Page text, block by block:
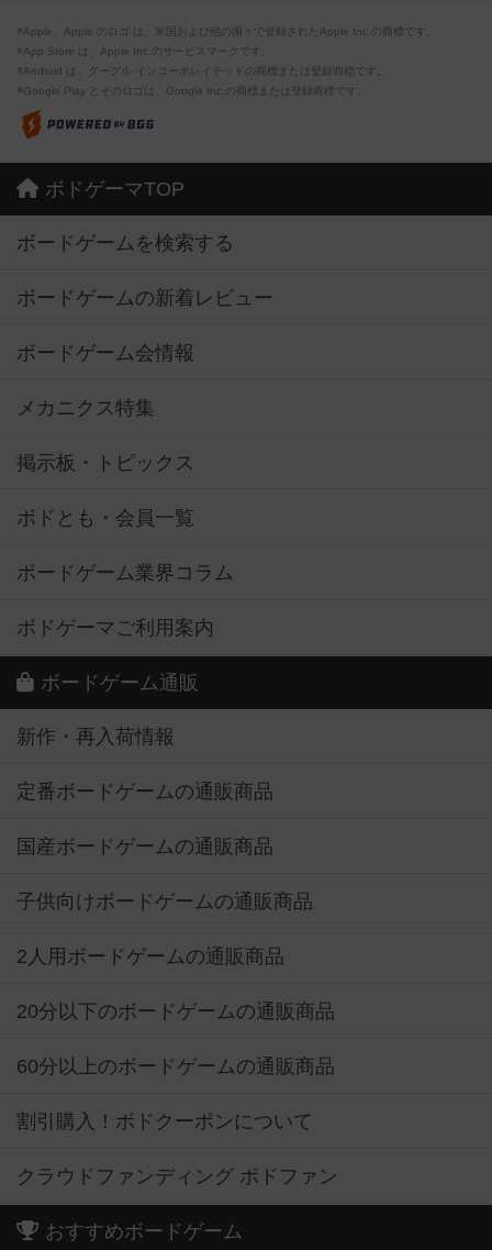
※Apple、Apple のロゴ は、米国および他の国々で登録されたApple Inc.の商標です。
※App Store は、Apple Inc.のサービスマークです。
※Android は、グーグル インコーポレイテッドの商標または登録商標です。
※Google Play とそのロゴは、Google Inc.の商標または登録商標です。
ボドゲーマTOP
ボードゲームを検索する
ボードゲームの新着レビュー
ボードゲーム会情報
メカニクス特集
掲示板・トピックス
ボドとも・会員一覧
ボードゲーム業界コラム
ボドゲーマご利用案内
ボードゲーム通販
新作・再入荷情報
定番ボードゲームの通販商品
国産ボードゲームの通販商品
子供向けボードゲームの通販商品
2人用ボードゲームの通販商品
20分以下のボードゲームの通販商品
60分以上のボードゲームの通販商品
割引購入！ボドクーポンについて
クラウドファンディング ボドファン
おすすめボードゲーム